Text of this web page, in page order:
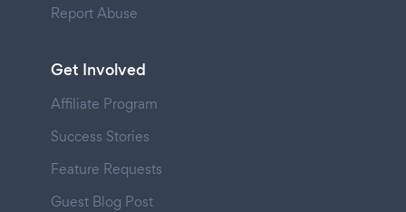
Report Abuse
Get Involved
Affiliate Program
Success Stories
Feature Requests
Guest Blog Post